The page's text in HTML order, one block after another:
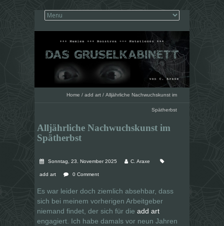
Home / add art / Alljährliche Nachwuchskunst im
Spätherbst
Alljährliche Nachwuchskunst im
Spätherbst
Sonntag, 23. November 2025 C. Araxe
add art 0 Comment
Es war leider doch ziemlich absehbar, dass
sich bei meinem vorherigen Arbeitgeber
niemand findet, der sich für die add art
engagiert. Ich habe damals vor neun Jahren